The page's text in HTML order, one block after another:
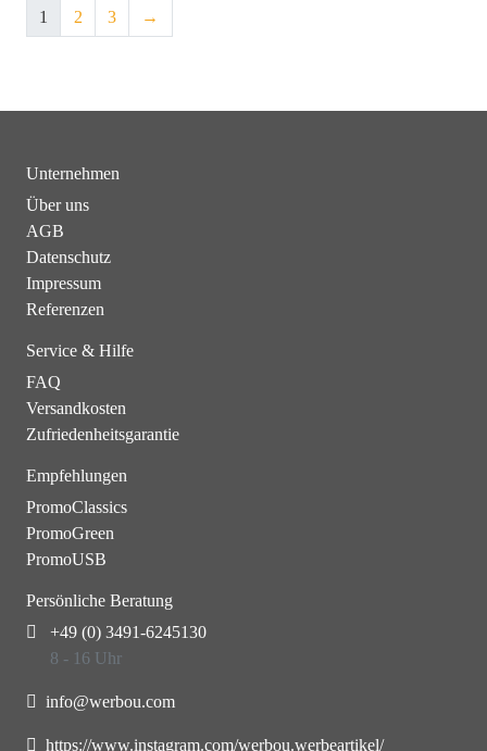
1 2 3 →
Unternehmen
Über uns
AGB
Datenschutz
Impressum
Referenzen
Service & Hilfe
FAQ
Versandkosten
Zufriedenheitsgarantie
Empfehlungen
PromoClassics
PromoGreen
PromoUSB
Persönliche Beratung
+49 (0) 3491-6245130
8 - 16 Uhr
info@werbou.com
https://www.instagram.com/werbou.werbeartikel/